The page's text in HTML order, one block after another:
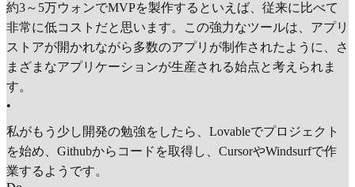
約3～5万ウォンでMVPを製作するといえば、従来に比べて
非常に低コストだと思います。この強力なツールは、アプリ
ストアが開かれながら多数のアプリが制作されたように、さ
まざまなアプリケーションが生産される始点と考えられま
す。
•
私がもう少し開発の勉強をしたら、Lovableでプロジェクト
を始め、Githubからコードを取得し、CursorやWindsurfで作
業するようです。